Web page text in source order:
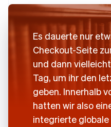
Es dauerte nur
Checkout-Seite
und dann
Tag, um ihr den
geben. Innerhalb
hatten wir also
integrierte